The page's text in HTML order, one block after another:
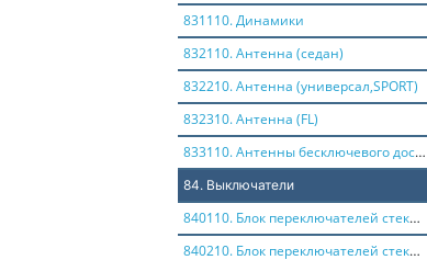
831110. Динамики
832110. Антенна (седан)
832210. Антенна (универсал,SPORT)
832310. Антенна (FL)
833110. Антенны бесключевого доступа (FL)
84. Выключатели
840110. Блок переключателей стеклоподъемника
840210. Блок переключателей стеклоподъемника (FL)